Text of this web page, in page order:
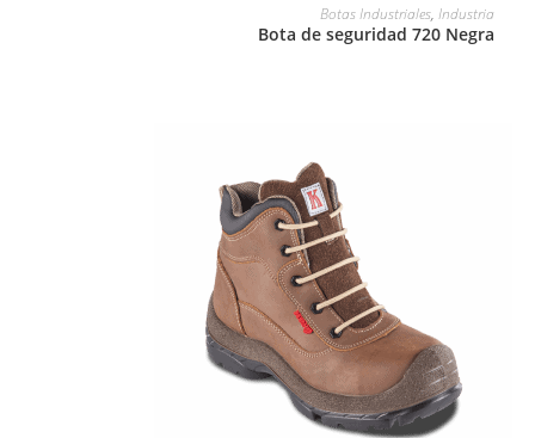
Botas Industriales,Industria
Bota de seguridad 720 Negra